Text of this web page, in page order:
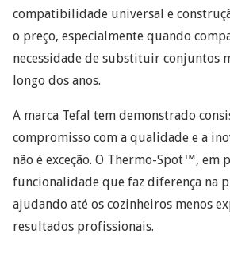
compatibilidade universal e
o preço, especialmente quando
necessidade de substituir conjuntos
longo dos anos.
A marca Tefal tem demonstrado
compromisso com a qualidade e a
não é exceção. O Thermo-Spot™, em
funcionalidade que faz diferença na
ajudando até os cozinheiros menos
resultados profissionais.